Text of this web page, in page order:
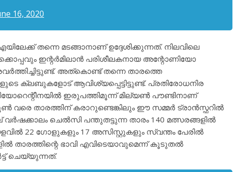
16, 2020
തന്നെ മടങ്ങാനാണ് ഉദ്ദേശിക്കുന്നത്. നിലവിലെ
ഇന്റർമിലാൻ പരിശീലകനായ അന്റോണിയോ
അത്കൊണ്ട് തന്നെ താരത്തെ
ക്ലബുകളോട് ആവിശ്യപ്പെട്ടിട്ടുണ്ട്. പ്രതിരോധനിര
ഇരുപത്തിമൂന്ന് മില്യൺ പൗണ്ടിനാണ്
വരെ താരത്തിന് കരാറുണ്ടെങ്കിലും ഈ സമ്മർ ട്രാൻസ്ഫറിൽ
ചെൽസി പന്തുതട്ടുന്ന താരം 140 മത്സരങ്ങളിൽ
22 ഗോളുകളും 17 അസിസ്റ്റുകളും സ്വന്തം പേരിൽ
താരത്തിന്റെ ഭാവി എവിടെയാവുമെന്ന് കൂടുതൽ
ചെയ്യുന്നത്.